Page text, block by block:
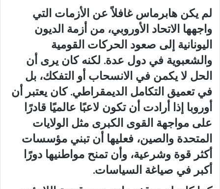
لم يكن هابرماس غافلاً عن الأزمات التي
واجهها الاتحاد الأوروبي، من أزمة الديون
اليونانية إلى صعود الحركات القومية
والشعبوية في دول عدة. لكنه كان يرى أن
الحل لا يكمن في الانسحاب أو التفكك، بل
في تعميق التكامل الديمقراطي. كان يعتبر أن
أوروبا إذا أرادت أن تكون لاعبًا عالميًا قادرًا
على مواجهة القوى الكبرى مثل الولايات
المتحدة والصين، فعليها أن تبني مؤسسات
أكثر قوة وشرعية، وأن تمنح مواطنيها دورًا
أكبر في صياغة السياسات.